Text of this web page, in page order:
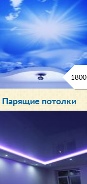
1800
Парящие потолки